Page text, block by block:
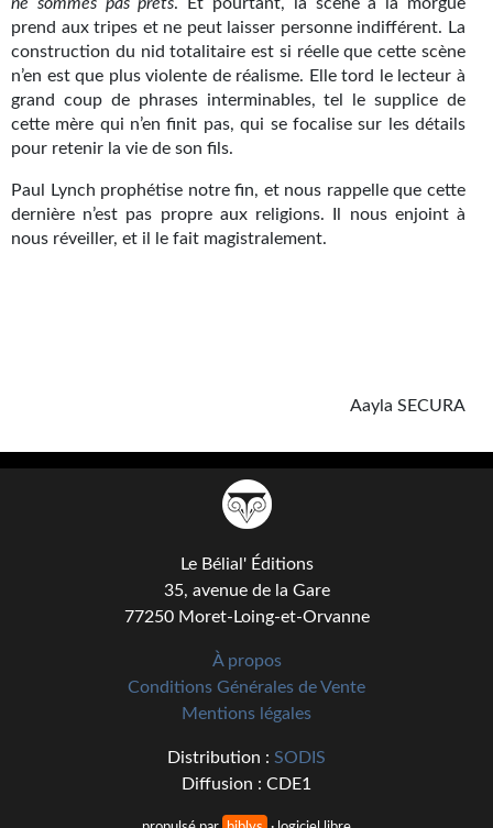
Revue de presse
Récompenses
Newsletter
LE BLOG BIFROST
CONTACT
Soumettre un manuscrit
prend aux tripes et ne peut laisser personne indifférent. La
construction du nid totalitaire est si réelle que cette scène
n’en est que plus violente de réalisme. Elle tord le lecteur à
grand coup de phrases interminables, tel le supplice de
cette mère qui n’en finit pas, qui se focalise sur les détails
pour retenir la vie de son fils.
Paul Lynch prophétise notre fin, et nous rappelle que cette
dernière n’est pas propre aux religions. Il nous enjoint à
nous réveiller, et il le fait magistralement.
Aayla SECURA
Le Bélial' Éditions
35, avenue de la Gare
77250 Moret-Loing-et-Orvanne
À propos
Conditions Générales de Vente
Mentions légales
Distribution : SODIS
Diffusion : CDE1